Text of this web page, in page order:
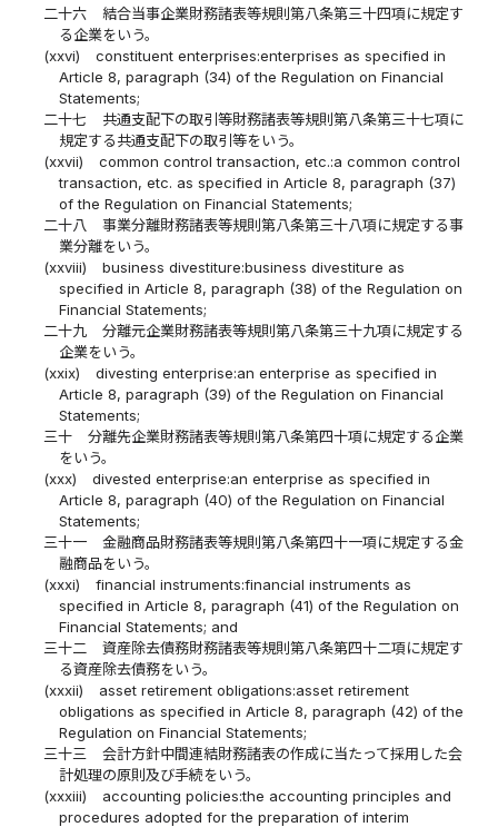
二十六
結合当事企業財務諸表等規則第八条第三十四項に規定す
る企業をいう。
(xxvi)
constituent enterprises:enterprises as specified in
Article 8, paragraph (34) of the Regulation on Financial
Statements;
二十七
共通支配下の取引等財務諸表等規則第八条第三十七項に
規定する共通支配下の取引等をいう。
(xxvii)
common control transaction, etc.:a common control
transaction, etc. as specified in Article 8, paragraph (37)
of the Regulation on Financial Statements;
二十八
事業分離財務諸表等規則第八条第三十八項に規定する事
業分離をいう。
(xxviii)
business divestiture:business divestiture as
specified in Article 8, paragraph (38) of the Regulation on
Financial Statements;
二十九
分離元企業財務諸表等規則第八条第三十九項に規定する
企業をいう。
(xxix)
divesting enterprise:an enterprise as specified in
Article 8, paragraph (39) of the Regulation on Financial
Statements;
三十
分離先企業財務諸表等規則第八条第四十項に規定する企業
をいう。
(xxx)
divested enterprise:an enterprise as specified in
Article 8, paragraph (40) of the Regulation on Financial
Statements;
三十一
金融商品財務諸表等規則第八条第四十一項に規定する金
融商品をいう。
(xxxi)
financial instruments:financial instruments as
specified in Article 8, paragraph (41) of the Regulation on
Financial Statements; and
三十二
資産除去債務財務諸表等規則第八条第四十二項に規定す
る資産除去債務をいう。
(xxxii)
asset retirement obligations:asset retirement
obligations as specified in Article 8, paragraph (42) of the
Regulation on Financial Statements;
三十三
会計方針中間連結財務諸表の作成に当たって採用した会
計処理の原則及び手続をいう。
(xxxiii)
accounting policies:the accounting principles and
procedures adopted for the preparation of interim